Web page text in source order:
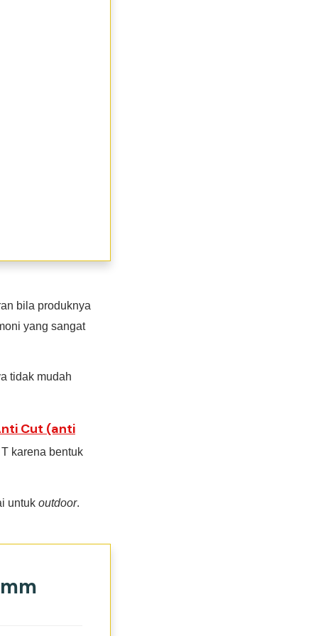
bila produknya
yang sangat
tidak mudah
Cut (anti
karena bentuk
untuk outdoor.